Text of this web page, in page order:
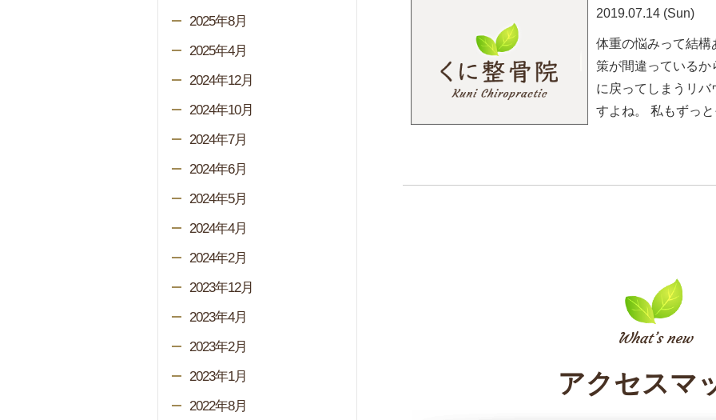
2019.07.14 (Sun)
体重の悩みって結構
策が間違っているか
に戻ってしまうリ
すよね。 私もずっ
アクセスマ
2025年8月
2025年4月
2024年12月
2024年10月
2024年7月
2024年6月
2024年5月
2024年4月
2024年2月
2023年12月
2023年4月
2023年2月
2023年1月
2022年8月